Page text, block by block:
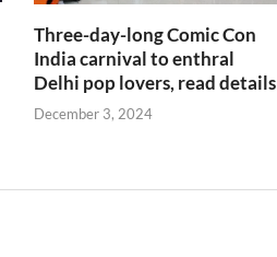
Three-day-long Comic Con
India carnival to enthral
Delhi pop lovers, read details
December 3, 2024